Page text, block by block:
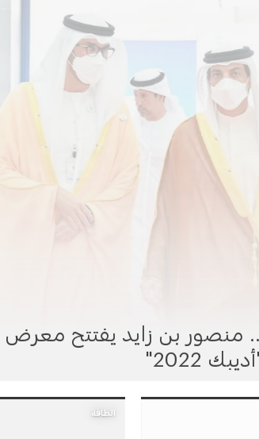
منصور بن زايد يفتتح معرض
2022"
الطاقة